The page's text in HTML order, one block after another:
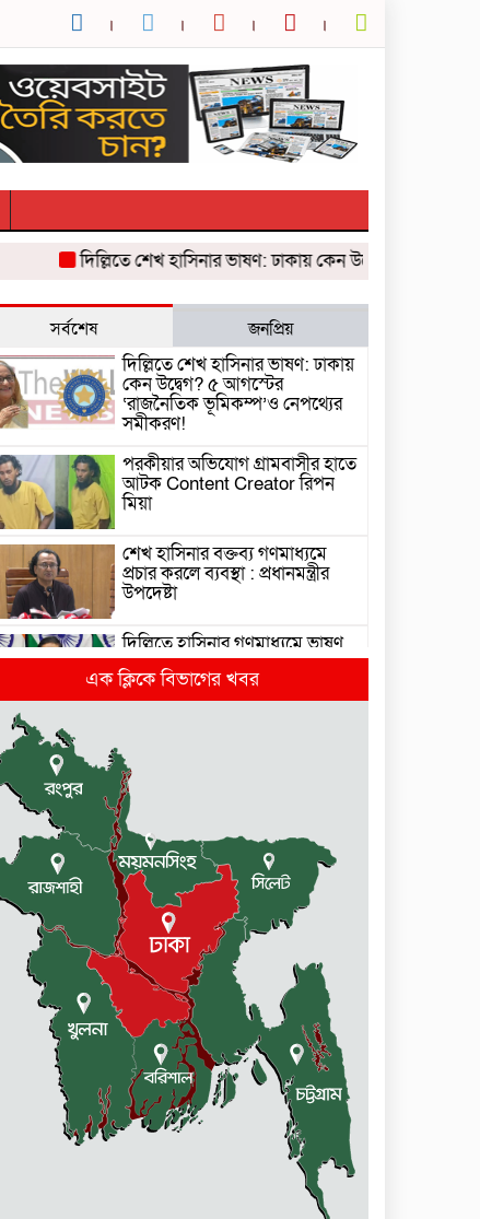
দিল্লিতে শেখ হাসিনার ভাষণ: ঢাকায় কেন উদ্বেগ? ৫ আগস্টের
সর্বশেষ জনপ্রিয়
দিল্লিতে শেখ হাসিনার ভাষণ: ঢাকায়
কেন উদ্বেগ? ৫ আগস্টের
‘রাজনৈতিক ভূমিকম্প’ও নেপথ্যের
সমীকরণ!
পরকীয়ার অভিযোগ গ্রামবাসীর হাতে
আটক Content Creator রিপন
মিয়া
শেখ হাসিনার বক্তব্য গণমাধ্যমে
প্রচার করলে ব্যবস্থা : প্রধানমন্ত্রীর
উপদেষ্টা
দিল্লিতে হাসিনার গণমাধ্যমে ভাষণ
নিয়ে যা বলছে ভারত
ছাত্রশিবির দফায় দফায় সংঘর্ষ
সরকারের ফ্যামিলি কার্ড কার্যক্রম
বাস্তবায়নে ব্যয় ২০০০ কোটি টাকা
মোহনগঞ্জে কর্মস্থলেই অসুস্থ-
রক্তবমির পর প্রাণ গেল স্বাস্থ্য
কর্মকর্তার
কুড়িগ্রামে বন্যাদুর্গতদের জন্য
বরাদ্দকৃত ৩০ মেট্রিক টন
চাল,একমুঠোও জোটেনি ক্ষতিগ্রস্ত
মানুষের ভাগ্যে
জুলাই ব্যবসা ও হাদি ব্যবসা চালু
রাখতে হবে: মাহমুদা মিতু
দুবাইয়ে কারাগার থেকে মুক্তি
এক ক্লিকে বিভাগের খবর